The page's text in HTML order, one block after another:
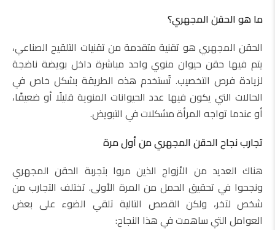
ما هو الحقن المجهري؟
الحقن المجهري هو تقنية متقدمة من تقنيات التلقيح الصناعي،
يتم فيها حقن حيوان منوي واحد مباشرة داخل بويضة ناضجة
لزيادة فرص التخصيب. تُستخدم هذه الطريقة بشكل خاص في
الحالات التي يكون فيها عدد الحيوانات المنوية قليلًا أو ضعيفًا،
أو عندما تواجه المرأة مشكلات في التبويض.
تجارب نجاح الحقن المجهري من أول مرة
هناك العديد من الأزواج الذين مروا بتجربة الحقن المجهري
ونجحوا في تحقيق الحمل من المرة الأولى. تختلف التجارب من
شخص لآخر، ولكن القصص التالية تلقي الضوء على بعض
العوامل التي ساهمت في هذا النجاح: